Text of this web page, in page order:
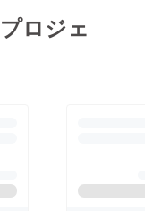
ロジェ